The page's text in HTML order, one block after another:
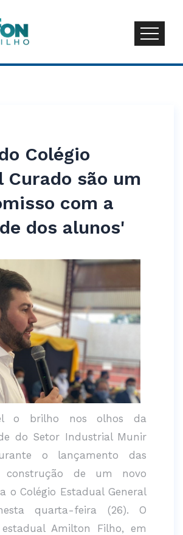
Colégio
Curado são um
com a
dos alunos'
o brilho nos olhos da
do Setor Industrial Munir
o lançamento das
construção de um novo
o Colégio Estadual General
quarta-feira (26). O
Amilton Filho, em